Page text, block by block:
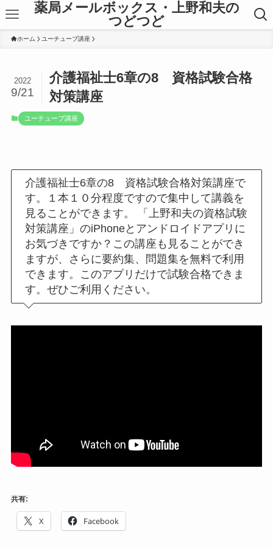
薬局メールボックス・上野和夫の
つどつど
ホーム ユーチューブ講座
介護福祉士6章の8 資格試験合格
対策講座
2022
9/21
ユーチューブ講座
介護福祉士6章の8 資格試験合格対策講座で
す。１本１０分程度ですので集中して講義を
見ることができます。 「上野和夫の資格試験
対策講座」のiPhoneとアンドロイドアプリに
お気づきですか？この講座も見ることができ
ますが、さらに要約集、問題集を無料で利用
できます。このアプリだけで試験合格できま
す。ぜひご利用ください。
共有:
X Facebook